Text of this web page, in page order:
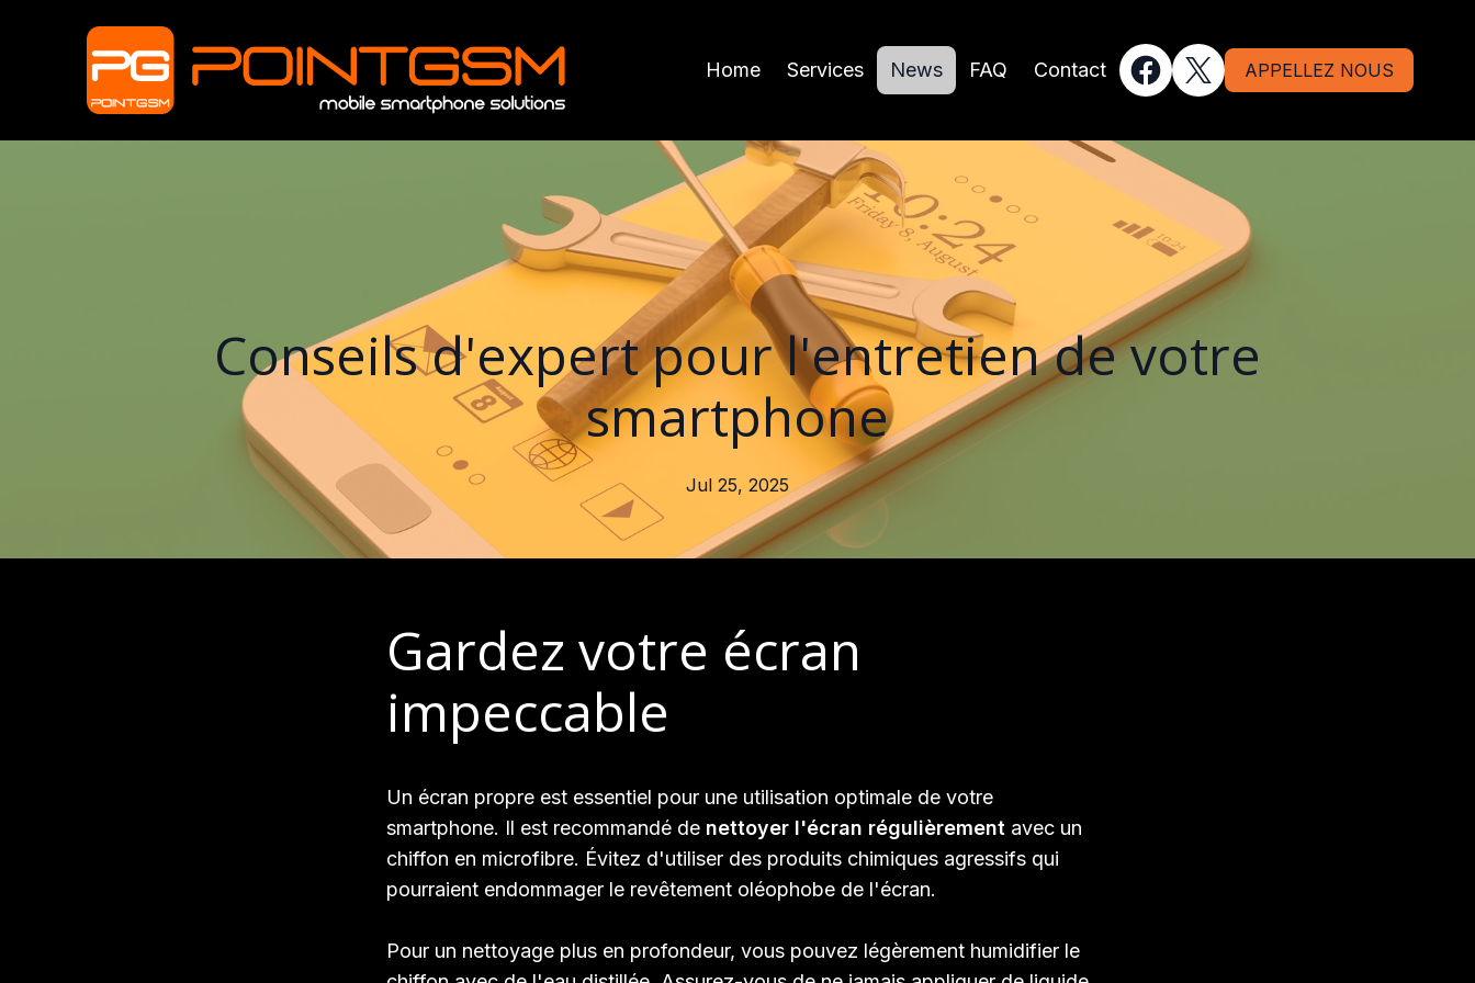
Home Services News FAQ Contact APPELLEZ NOUS
Conseils d'expert pour l'entretien de votre
smartphone
Jul 25, 2025
Gardez votre écran
impeccable
Un écran propre est essentiel pour une utilisation optimale de votre
smartphone. Il est recommandé de nettoyer l'écran régulièrement avec un
chiffon en microfibre. Évitez d'utiliser des produits chimiques agressifs qui
pourraient endommager le revêtement oléophobe de l'écran.
Pour un nettoyage plus en profondeur, vous pouvez légèrement humidifier le